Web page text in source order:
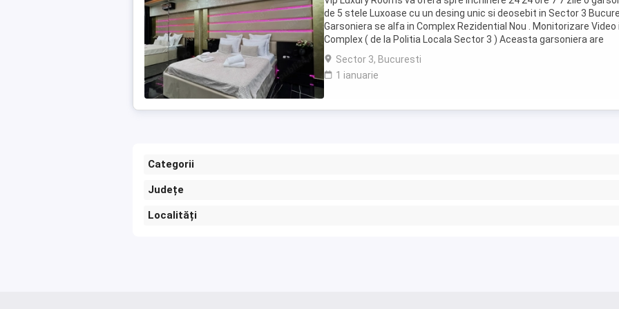
de 5 stele Luxoase cu un desing unic si deosebit in Sector 3
Garsoniera se alfa in Complex Rezidential Nou . Monitorizare Video
Complex ( de la Politia Locala Sector 3 ) Aceasta garsoniera are
suprafata de 35mp ...
Sector 3, Bucuresti
1 ianuarie
Categorii
Județe
Localități